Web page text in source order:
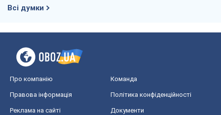
Всі думки
Про компанію Команда
Правова інформація Політика конфіденційності
Реклама на сайті Документи